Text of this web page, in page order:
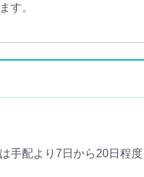
す。
配より7日から20日程